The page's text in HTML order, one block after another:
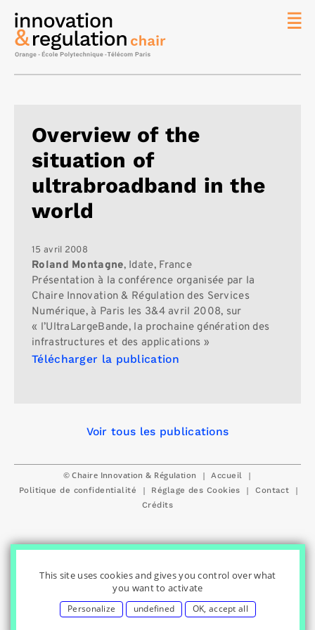
Overview of the
situation of
ultrabroadband in the
world
15 avril 2008
Roland Montagne, Idate, France
Présentation à la conférence organisée par la
Chaire Innovation & Régulation des Services
Numérique, à Paris les 3&4 avril 2008, sur
« l’UltraLargeBande, la prochaine génération des
infrastructures et des applications »
Télécharger la publication
Voir tous les publications
© Chaire Innovation & Régulation | Accueil |
Politique de confidentialité | Réglage des Cookies | Contact |
Crédits
Rechercher
This site uses cookies and gives you control over what
you want to activate
Personalize undefined OK, accept all